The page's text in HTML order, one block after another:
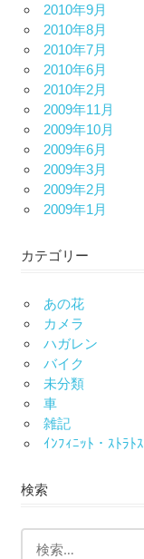
2010年9月
2010年8月
2010年7月
2010年6月
2010年2月
2009年11月
2009年10月
2009年6月
2009年3月
2009年2月
2009年1月
カテゴリー
あの花
カメラ
ハガレン
バイク
未分類
車
雑記
ｲﾝﾌｨﾆｯﾄ・ｽﾄﾗﾄｽ
検索